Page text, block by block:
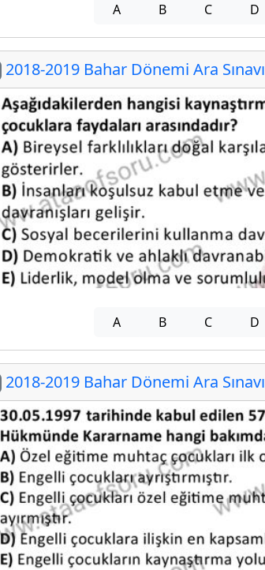
A B C D
2018-2019 Bahar Dönemi Ara Sınavı
A B C D
2018-2019 Bahar Dönemi Ara Sınavı